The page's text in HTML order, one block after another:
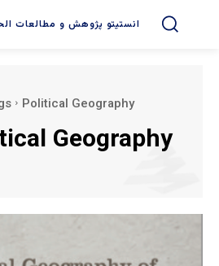
انستیتو پژوهش و مطالعات
Political Geography
Geography